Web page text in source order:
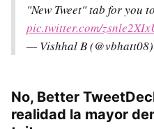
"New Tweet" tab for you
pic.twitter.com/
— Vishhal B (@vbhatt08)
No, Better
realidad la mayor